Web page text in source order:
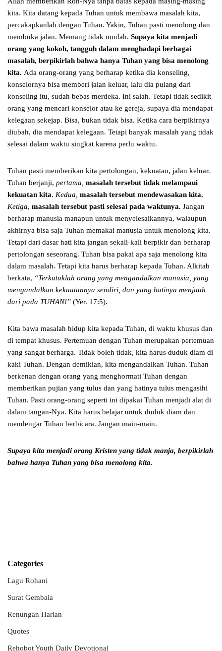
kita. Kita datang kepada Tuhan untuk membawa masalah kita,
percakapkanlah dengan Tuhan. Yakin, Tuhan pasti menolong dan
membuka jalan. Memang tidak mudah. Supaya kita menjadi
orang yang kokoh, tangguh dalam menghadapi berbagai
masalah, berpikirlah bahwa hanya Tuhan yang bisa menolong
kita. Ada orang-orang yang berharap ketika dia konseling,
konselornya bisa memberi jalan keluar, lalu dia pulang dari
konseling itu, sudah bebas merdeka. Ini salah. Tetapi tidak sedikit
orang yang mencari konselor atau ke gereja, supaya dia mendapat
kelegaan sekejap. Bisa, bukan tidak bisa. Ketika cara berpikirnya
diubah, dia mendapat kelegaan. Tetapi banyak masalah yang tidak
selesai dalam waktu singkat karena perlu waktu.
Tuhan pasti memberikan kita pertolongan, kekuatan, jalan keluar.
Tuhan berjanji, pertama, masalah tersebut tidak melampaui
kekuatan kita. Kedua, masalah tersebut mendewasakan kita.
Ketiga, masalah tersebut pasti selesai pada waktunya. Jangan
berharap manusia manapun untuk menyelesaikannya, walaupun
akhirnya bisa saja Tuhan memakai manusia untuk menolong kita.
Tetapi dari dasar hati kita jangan sekali-kali berpikir dan berharap
pertolongan seseorang. Tuhan bisa pakai apa saja menolong kita
dalam masalah. Tetapi kita harus berharap kepada Tuhan. Alkitab
berkata, “Terkutuklah orang yang mengandalkan manusia, yang
mengandalkan kekuatannya sendiri, dan yang hatinya menjauh
dari pada TUHAN!” (Yer. 17:5).
Kita bawa masalah hidup kita kepada Tuhan, di waktu khusus dan
di tempat khusus. Pertemuan dengan Tuhan merupakan pertemuan
yang sangat berharga. Tidak boleh tidak, kita harus duduk diam di
kaki Tuhan. Dengan demikian, kita mengandalkan Tuhan. Tuhan
berkenan dengan orang yang menghormati Tuhan dengan
memberikan pujian yang tulus dan yang hatinya tulus mengasihi
Tuhan. Pasti orang-orang seperti ini dipakai Tuhan menjadi alat di
dalam tangan-Nya. Kita harus belajar untuk duduk diam dan
mendengar Tuhan berbicara. Jangan main-main.
Supaya kita menjadi orang Kristen yang tidak manja, berpikirlah
bahwa hanya Tuhan yang bisa menolong kita.
Categories
Lagu Rohani
Surat Gembala
Renungan Harian
Quotes
Rehobot Youth Daily Devotional